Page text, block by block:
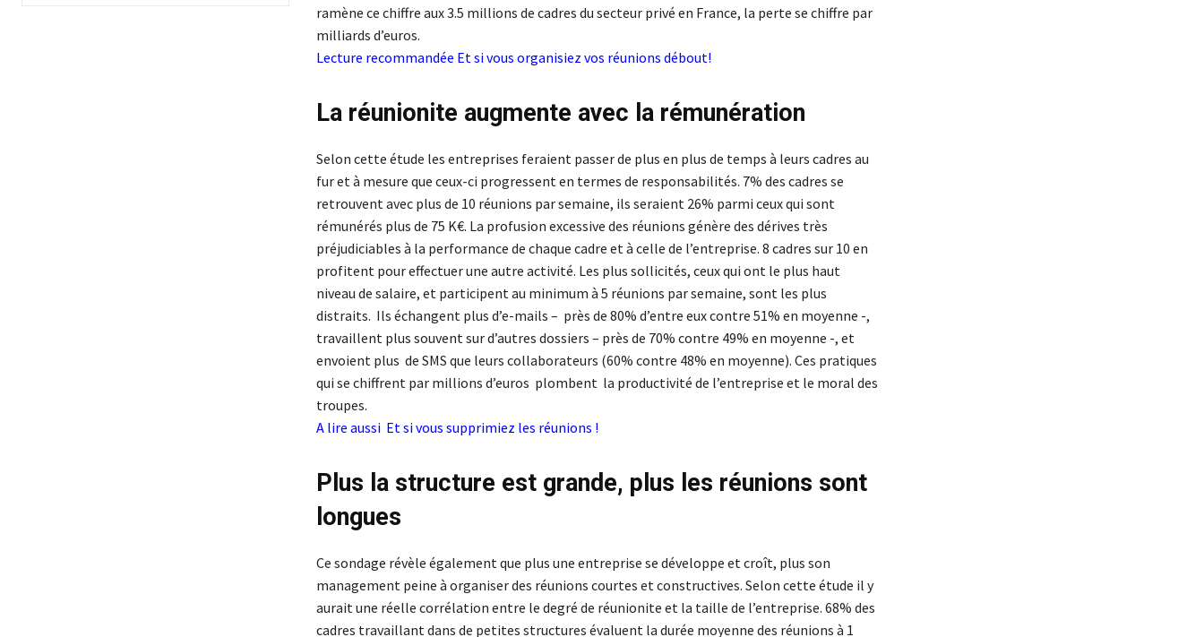
ramène ce chiffre aux 3.5 millions de cadres du secteur privé en France, la perte se chiffre par
milliards d’euros.
Lecture recommandée Et si vous organisiez vos réunions débout!
La réunionite augmente avec la rémunération
Selon cette étude les entreprises feraient passer de plus en plus de temps à leurs cadres au
fur et à mesure que ceux-ci progressent en termes de responsabilités. 7% des cadres se
retrouvent avec plus de 10 réunions par semaine, ils seraient 26% parmi ceux qui sont
rémunérés plus de 75 K€. La profusion excessive des réunions génère des dérives très
préjudiciables à la performance de chaque cadre et à celle de l’entreprise. 8 cadres sur 10 en
profitent pour effectuer une autre activité. Les plus sollicités, ceux qui ont le plus haut
niveau de salaire, et participent au minimum à 5 réunions par semaine, sont les plus
distraits. Ils échangent plus d’e-mails – près de 80% d’entre eux contre 51% en moyenne -,
travaillent plus souvent sur d’autres dossiers – près de 70% contre 49% en moyenne -, et
envoient plus de SMS que leurs collaborateurs (60% contre 48% en moyenne). Ces pratiques
qui se chiffrent par millions d’euros plombent la productivité de l’entreprise et le moral des
troupes.
A lire aussi Et si vous supprimiez les réunions !
Plus la structure est grande, plus les réunions sont
longues
Ce sondage révèle également que plus une entreprise se développe et croît, plus son
management peine à organiser des réunions courtes et constructives. Selon cette étude il y
aurait une réelle corrélation entre le degré de réunionite et la taille de l’entreprise. 68% des
cadres travaillant dans de petites structures évaluent la durée moyenne des réunions à 1